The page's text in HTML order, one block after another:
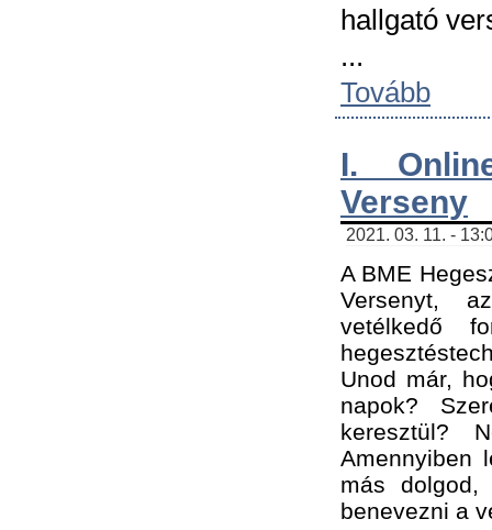
hallgató
...
Tovább
I.
Verseny
2021. 03. 11. -
A BME
Versenyt,
vetélkedő
Unod már,
napok?
keresztül?
Amennyiben
más
benevezni a